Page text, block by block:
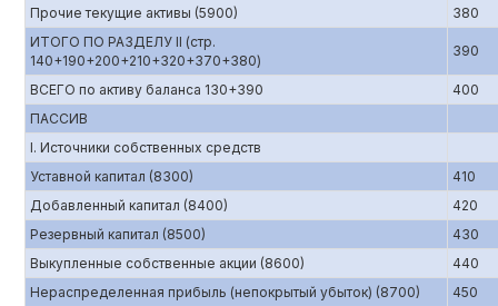
Прочие текущие активы (5900)
380
ИТОГО ПО РАЗДЕЛУ II (стр.
140+190+200+210+320+370+380)
390
ВСЕГО по активу баланса 130+390
400
ПАССИВ
I. Источники собственных средств
Уставной капитал (8300)
410
Добавленный капитал (8400)
420
Резервный капитал (8500)
430
Выкупленные собственные акции (8600)
440
Нераспределенная прибыль (непокрытый убыток) (8700)
450